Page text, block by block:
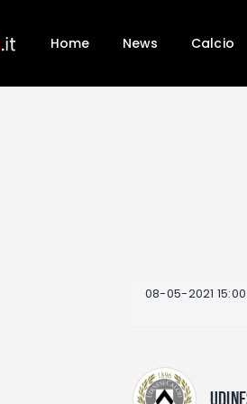
Home News Calcio
08-05-2021 15:00